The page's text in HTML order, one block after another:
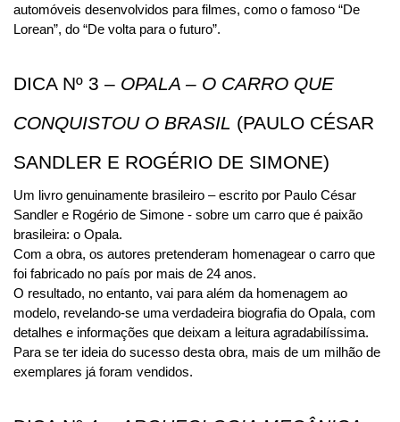
automóveis desenvolvidos para filmes, como o famoso “De
Lorean”, do “De volta para o futuro”.
DICA Nº 3 – OPALA – O CARRO QUE
CONQUISTOU O BRASIL (PAULO CÉSAR
SANDLER E ROGÉRIO DE SIMONE)
Um livro genuinamente brasileiro – escrito por Paulo César
Sandler e Rogério de Simone - sobre um carro que é paixão
brasileira: o Opala.
Com a obra, os autores pretenderam homenagear o carro que
foi fabricado no país por mais de 24 anos.
O resultado, no entanto, vai para além da homenagem ao
modelo, revelando-se uma verdadeira biografia do Opala, com
detalhes e informações que deixam a leitura agradabilíssima.
Para se ter ideia do sucesso desta obra, mais de um milhão de
exemplares já foram vendidos.